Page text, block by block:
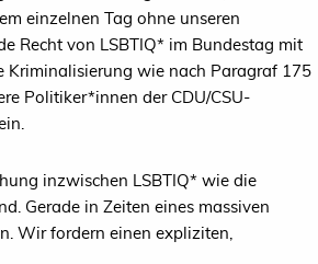
einzelnen Tag ohne unseren
Recht von LSBTIQ* im Bundestag mit
Kriminalisierung wie nach Paragraf 175
Politiker*innen der CDU/CSU-
inzwischen LSBTIQ* wie die
Gerade in Zeiten eines massiven
Wir fordern einen expliziten,